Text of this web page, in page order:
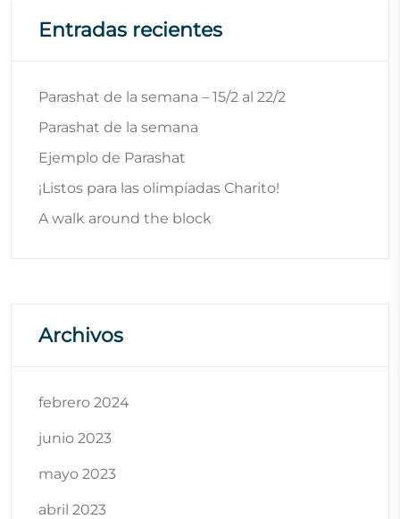
Entradas recientes
Parashat de la semana – 15/2 al 22/2
Parashat de la semana
Ejemplo de Parashat
¡Listos para las olimpíadas Charito!
A walk around the block
Archivos
febrero 2024
junio 2023
mayo 2023
abril 2023